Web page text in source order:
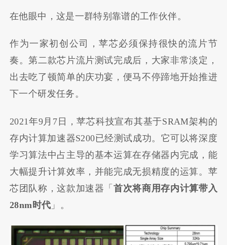
在他眼中，这是一群特别靠谱的工作伙伴。
作为一家初创公司，苹芯必须保持很快的流片节
奏。第二款芯片流片测试完成后，大家非常淡定，
出去吃了顿简单的庆功宴，便马不停蹄地开始推进
下一个研发任务。
2021年9月7日，苹芯科技宣布其基于SRAM架构的
存内计算加速器S200已经测试成功。它可以将深度
学习算法中占主导的基本运算在存储器内完成，能
大幅提升计算效率，并能完成无损精度的运算。苹
芯团队称，这款加速器「首次将商用存内计算带入
28nm 时代 」。